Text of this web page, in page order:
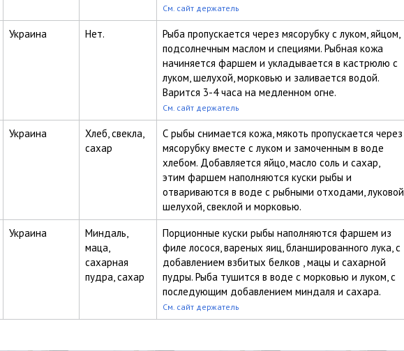
См. сайт держатель
Украина Нет.
Рыба пропускается через мясорубку с луком, яйцом,
подсолнечным маслом и специями. Рыбная кожа
начиняется фаршем и укладывается в кастрюлю с
луком, шелухой, морковью и заливается водой.
Варится 3-4 часа на медленном огне.
См. сайт держатель
Украина
Хлеб, свекла,
сахар
С рыбы снимается кожа, мякоть пропускается через
мясорубку вместе с луком и замоченным в воде
хлебом. Добавляется яйцо, масло соль и сахар,
этим фаршем наполняются куски рыбы и
отвариваются в воде с рыбными отходами, луковой
шелухой, свеклой и морковью.
Украина
Миндаль,
маца,
сахарная
пудра, сахар
Порционные куски рыбы наполняются фаршем из
филе лосося, вареных яиц, бланшированного лука, с
добавлением взбитых белков , мацы и сахарной
пудры. Рыба тушится в воде с морковью и луком, с
последующим добавлением миндаля и сахара.
См. сайт держатель